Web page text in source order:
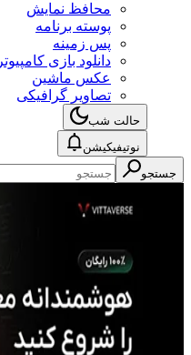
محافظ نمایش
پوسته برنامه
پس زمینه
دانلود بازی کامپیوتر
عکس ماشین
تصاویر گرافیکی
حالت شب
نوتیفیکیشن
جستجو